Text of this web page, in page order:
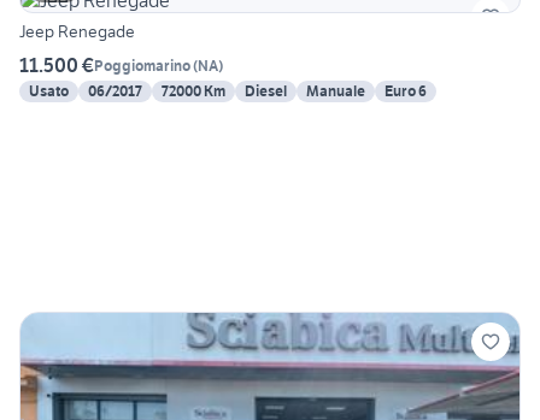
Jeep Renegade
11.500 €Poggiomarino(NA)
Usato
06/2017 72000 Km Diesel Manuale Euro 6